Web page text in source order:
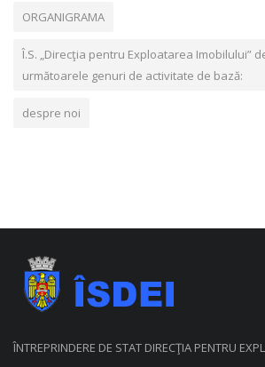
ORGANIGRAMA
Î.S. „Direcţia pentru Exploatarea Imobilului”
următoarele genuri de activitate de bază:
despre noi
ÎNTREPRINDERE DE STAT DIRECŢIA PENTRU